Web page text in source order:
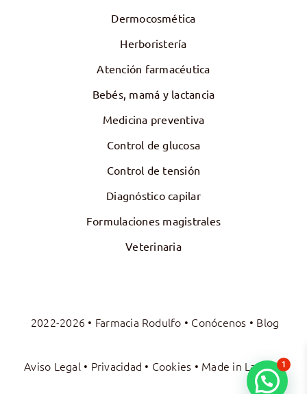
Dermocosmética
Herboristería
Atención farmacéutica
Bebés, mamá y lactancia
Medicina preventiva
Control de glucosa
Control de tensión
Diagnóstico capilar
Formulaciones magistrales
Veterinaria
2022-2026 • Farmacia Rodulfo • Conócenos • Blog
Aviso Legal • Privacidad • Cookies • Made in La Luna1